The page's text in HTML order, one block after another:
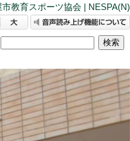
教育スポーツ協会 | NESPA(N)